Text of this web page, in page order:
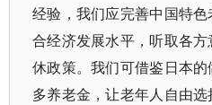
经验，我们应完善中国特
合经济发展水平，听取各
休政策。我们可借鉴日本
多养老金，让老年人自由